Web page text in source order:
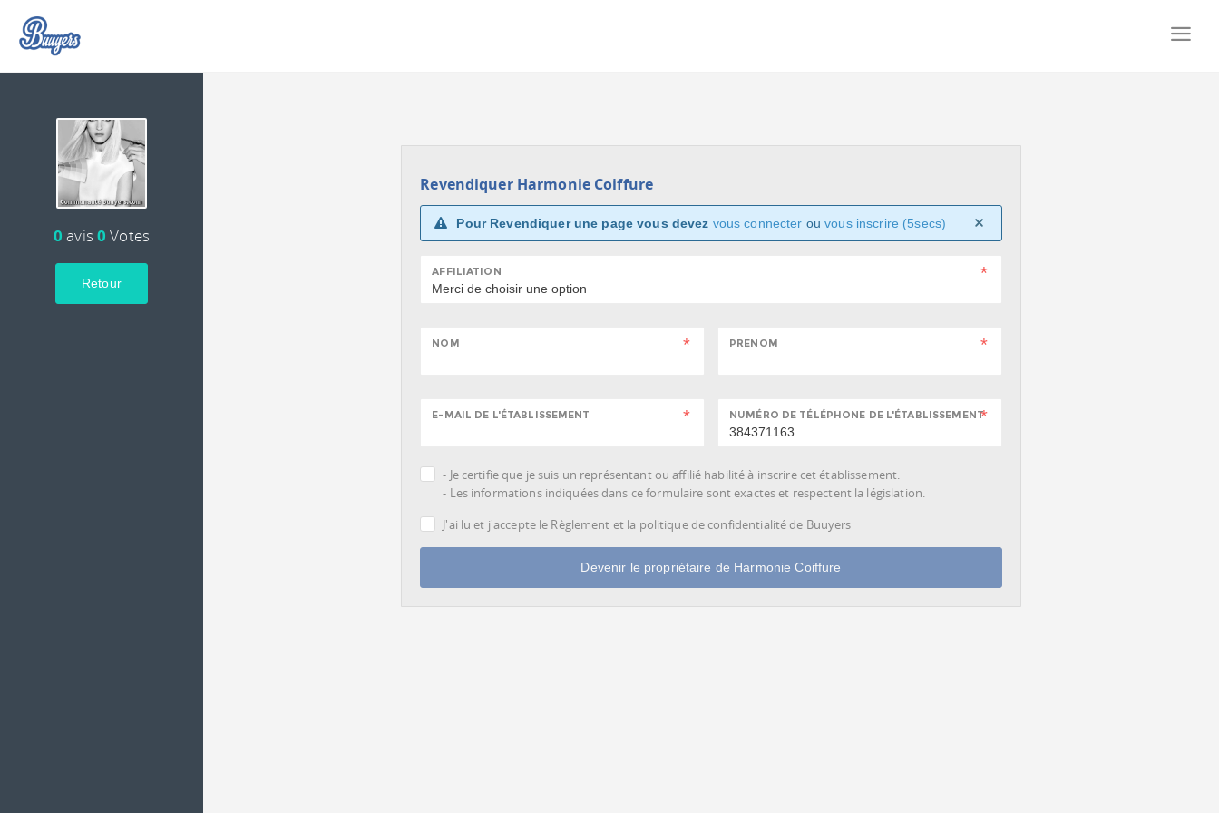
0 avis 0 Votes
Retour
Revendiquer Harmonie Coiffure
Pour Revendiquer une page vous devez vous connecter ouvous inscrire (5secs)
AFFILIATION
NOM PRENOM
E-MAIL DE L'ÉTABLISSEMENT NUMÉRO DE TÉLÉPHONE DE L'ÉTABLISSEMENT
- Je certifie que je suis un représentant ou affilié habilité à inscrire cet établissement.
- Les informations indiquées dans ce formulaire sont exactes et respectent la législation.
J'ai lu et j'accepte le Règlement et la politique de confidentialité de Buuyers
Devenir le propriétaire de Harmonie Coiffure